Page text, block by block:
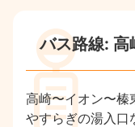
バス路線: 高
高崎〜イオン〜榛
やすらぎの湯入口